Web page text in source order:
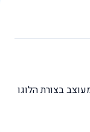
בצורת הלוגו